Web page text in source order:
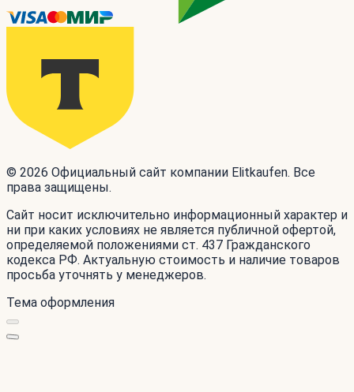
© 2026 Официальный сайт компании Elitkaufen. Все
права защищены.
Сайт носит исключительно информационный характер и
ни при каких условиях не является публичной офертой,
определяемой положениями ст. 437 Гражданского
кодекса РФ. Актуальную стоимость и наличие товаров
просьба уточнять у менеджеров.
Тема оформления